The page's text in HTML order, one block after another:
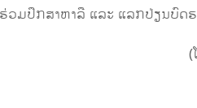
ວມປຶກສາຫາລື ແລະ ແລກປ່ຽນບົດ
(